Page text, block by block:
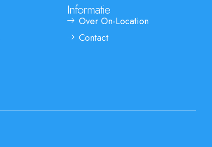
Informatie
Over On-Location
Contact